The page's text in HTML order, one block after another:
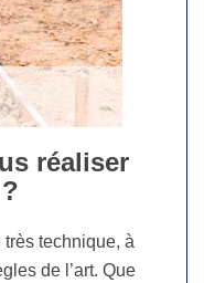
réaliser
très technique, à
de l’art. Que